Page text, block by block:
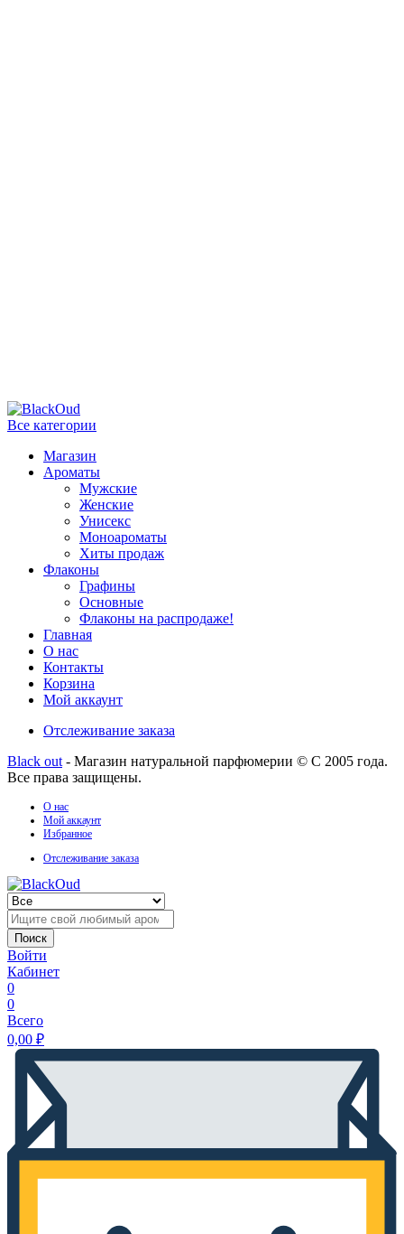
Все категории
Магазин
Ароматы
Мужские
Женские
Унисекс
Моноароматы
Хиты продаж
Флаконы
Графины
Основные
Флаконы на распродаже!
Главная
О нас
Контакты
Корзина
Мой аккаунт
Отслеживание заказа
Black out - Магазин натуральной парфюмерии © С 2005 года.
Все права защищены.
О нас
Мой аккаунт
Избранное
Отслеживание заказа
Поиск
Войти
Кабинет
0
0
Всего
0,00 ₽